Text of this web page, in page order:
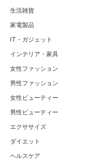
生活雑貨
家電製品
IT・ガジェット
インテリア・家具
女性ファッション
男性ファッション
女性ビューティー
男性ビューティー
エクササイズ
ダイエット
ヘルスケア